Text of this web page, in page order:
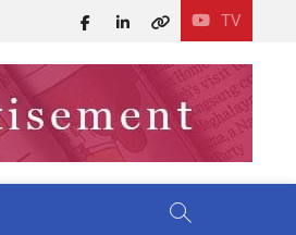
TV
Facebook
LinkedIn
X